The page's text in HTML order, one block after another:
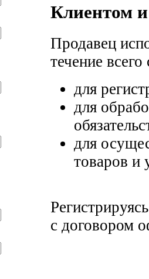
Клиентом
Продавец
течение
для
для
для
товаров и
с договором